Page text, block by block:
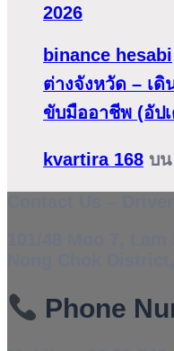
2026
binance hesabi
ต่างจังหวัด – เ
ขับมืออาชีพ (อัป
kvartira 168 บน
Phone